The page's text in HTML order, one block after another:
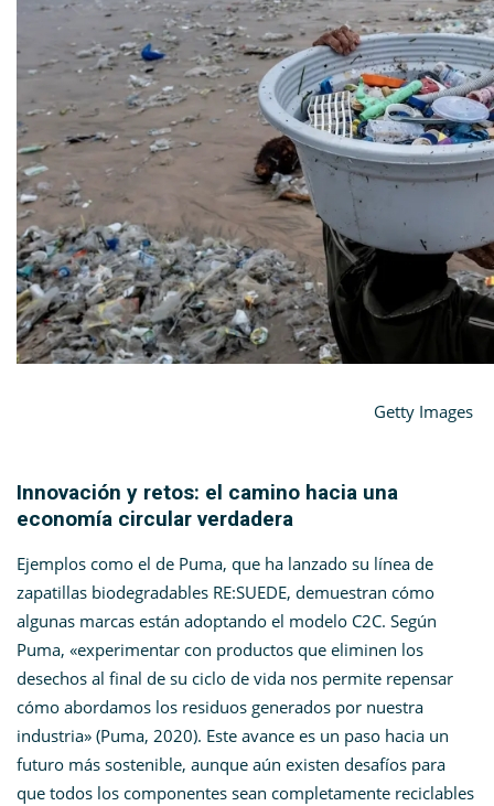
Getty Images
Innovación y retos: el camino hacia una
economía circular verdadera
Ejemplos como el de Puma, que ha lanzado su línea de
zapatillas biodegradables RE:SUEDE, demuestran cómo
algunas marcas están adoptando el modelo C2C. Según
Puma, «experimentar con productos que eliminen los
desechos al final de su ciclo de vida nos permite repensar
cómo abordamos los residuos generados por nuestra
industria» (Puma, 2020)​. Este avance es un paso hacia un
futuro más sostenible, aunque aún existen desafíos para
que todos los componentes sean completamente reciclables